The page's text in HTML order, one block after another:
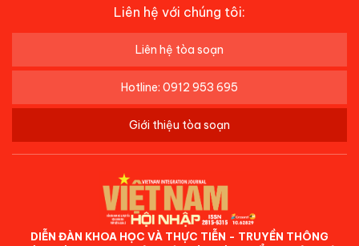
Liên hệ với chúng tôi:
Liên hệ tòa soạn
Hotline: 0912 953 695
Giới thiệu tòa soạn
DIỄN ĐÀN KHOA HỌC VÀ THỰC TIỄN - TRUYỀN THÔNG